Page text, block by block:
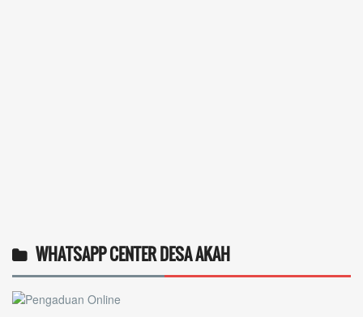
WHATSAPP CENTER DESA AKAH